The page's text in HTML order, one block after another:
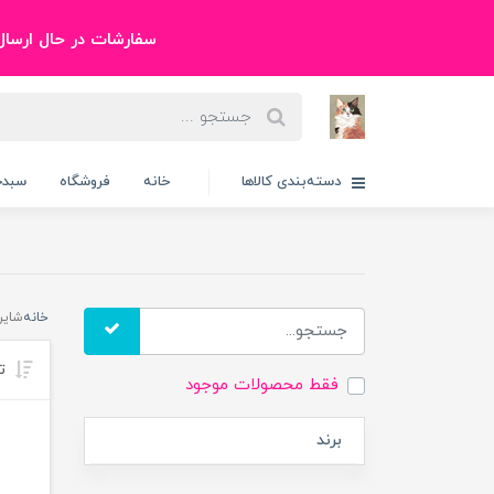
سفارشات در حال ارسال
دسته‌بندی کالاها خانه فروشگاه
فقط محصولات موجود
برند
خانهشایر Shayer